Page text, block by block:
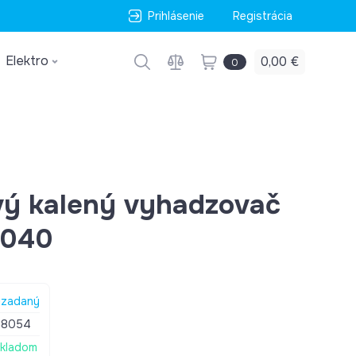
Prihlásenie Registrácia
Elektro 0 0,00 €
kalený vyhadzovač